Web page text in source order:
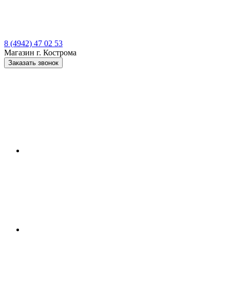
8 (4942) 47 02 53
Магазин г. Кострома
Заказать звонок